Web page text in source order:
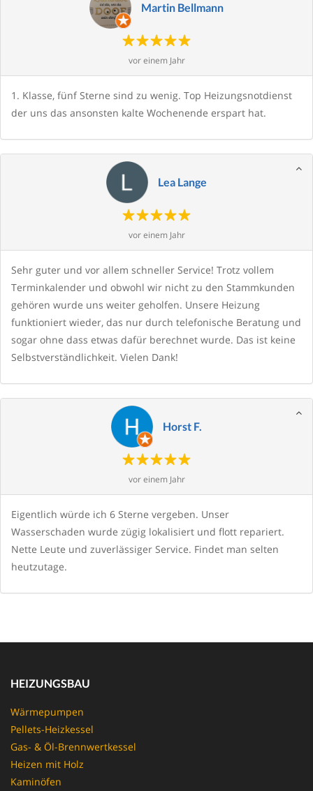
Martin Bellmann
vor einem Jahr
1. Klasse, fünf Sterne sind zu wenig. Top Heizungsnotdienst
der uns das ansonsten kalte Wochenende erspart hat.
Lea Lange
vor einem Jahr
Sehr guter und vor allem schneller Service! Trotz vollem
Terminkalender und obwohl wir nicht zu den Stammkunden
gehören wurde uns weiter geholfen. Unsere Heizung
funktioniert wieder, das nur durch telefonische Beratung und
sogar ohne dass etwas dafür berechnet wurde. Das ist keine
Selbstverständlichkeit. Vielen Dank!
Horst F.
vor einem Jahr
Eigentlich würde ich 6 Sterne vergeben. Unser
Wasserschaden wurde zügig lokalisiert und flott repariert.
Nette Leute und zuverlässiger Service. Findet man selten
heutzutage.
HEIZUNGSBAU
Wärmepumpen
Pellets-Heizkessel
Gas- & Öl-Brennwertkessel
Heizen mit Holz
Kaminöfen